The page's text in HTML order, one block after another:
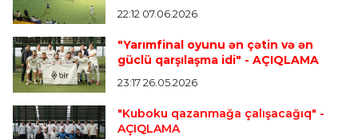
Transfer 22:30 06.08.2026
"Barselona" Xulian Alvares transferindən imtina
etdi
Transfer 22:24 06.08.2026
Rodrinin "Real Madrid"ə keçidinin baş tutmama
22:12 07.06.2026
"Yarımfinal oyunu ən çətin və ən
güclü qarşılaşma idi" - AÇIQLAMA
23:17 26.05.2026
"Kuboku qazanmağa çalışacağıq" -
AÇIQLAMA